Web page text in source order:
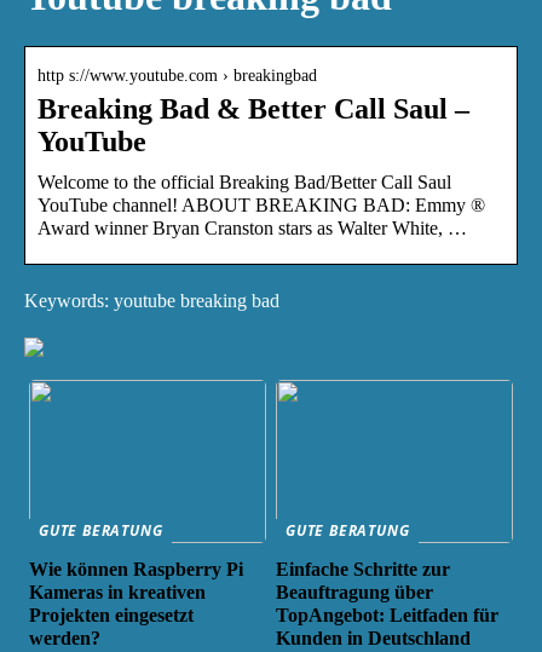
http s://www.youtube.com › breakingbad
Breaking Bad & Better Call Saul –
YouTube
Welcome to the official Breaking Bad/Better Call Saul
YouTube channel! ABOUT BREAKING BAD: Emmy ®
Award winner Bryan Cranston stars as Walter White, …
Keywords: youtube breaking bad
GUTE BERATUNG
Wie können Raspberry Pi
Kameras in kreativen
Projekten eingesetzt
werden?
GUTE BERATUNG
Einfache Schritte zur
Beauftragung über
TopAngebot: Leitfaden für
Kunden in Deutschland